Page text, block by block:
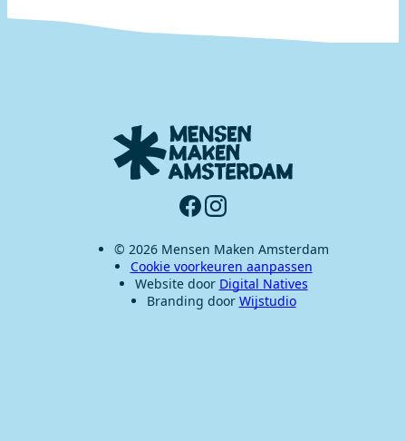
© 2026 Mensen Maken Amsterdam
Cookie voorkeuren aanpassen
Website door Digital Natives
Branding door Wijstudio